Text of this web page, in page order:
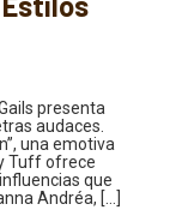
presenta
audaces.
una emotiva
Tuff ofrece
que
Andréa, […]